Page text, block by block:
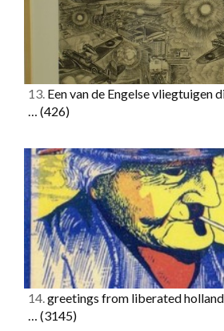
13. Een van de Engelse vliegtuigen
… (426)
14.greetings from liberated
… (3145)